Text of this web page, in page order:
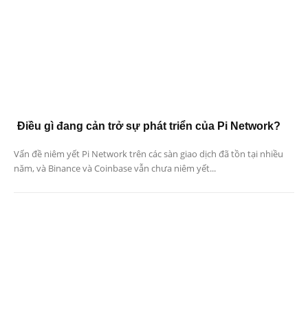
Điều gì đang cản trở sự phát triển của Pi Network?
Vấn đề niêm yết Pi Network trên các sàn giao dịch đã tồn tại nhiều
năm, và Binance và Coinbase vẫn chưa niêm yết...